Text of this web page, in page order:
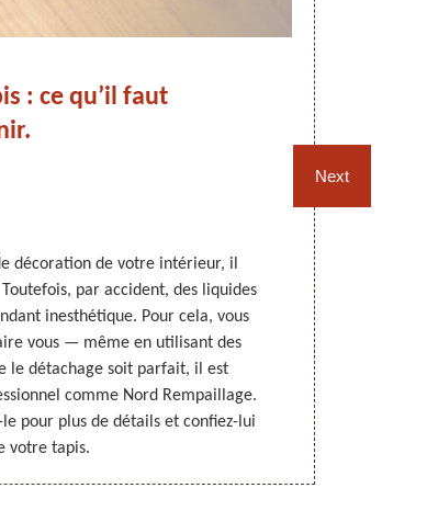
: ce qu’il faut
décoration de votre intérieur, il
par accident, des liquides
inesthétique. Pour cela, vous
vous — même en utilisant des
le détachage soit parfait, il est
comme Nord Rempaillage.
pour plus de détails et confiez-lui
votre tapis.
Next